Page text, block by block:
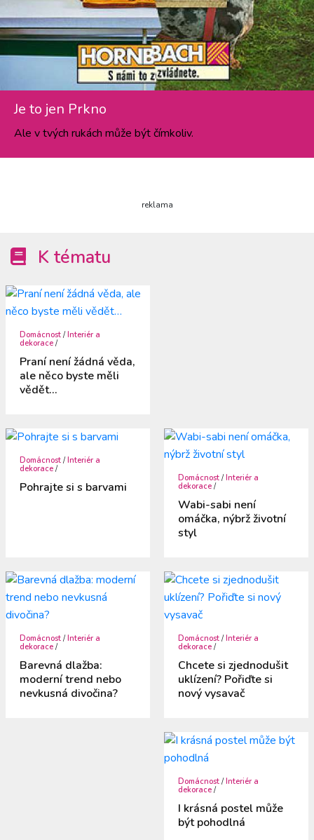
Je to jen Prkno
Ale v tvých rukách může být čímkoliv.
reklama
K tématu
Domácnost /Interiér a
dekorace /
Praní není žádná věda,
ale něco byste měli
vědět…
Domácnost /Interiér a
dekorace /
Pohrajte si s barvami
Domácnost /Interiér a
dekorace /
Wabi-sabi není
omáčka, nýbrž životní
styl
Domácnost /Interiér a
dekorace /
Barevná dlažba:
moderní trend nebo
nevkusná divočina?
Domácnost /Interiér a
dekorace /
Chcete si zjednodušit
uklízení? Pořiďte si
nový vysavač
Domácnost /Interiér a
dekorace /
I krásná postel může
být pohodlná